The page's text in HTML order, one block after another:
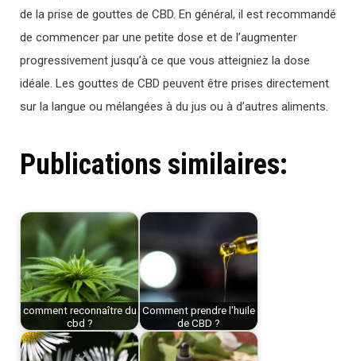
de la prise de gouttes de CBD. En général, il est recommandé
de commencer par une petite dose et de l’augmenter
progressivement jusqu’à ce que vous atteigniez la dose
idéale. Les gouttes de CBD peuvent être prises directement
sur la langue ou mélangées à du jus ou à d’autres aliments.
Publications similaires:
comment reconnaître du
cbd ?
Comment prendre l'huile
de CBD ?